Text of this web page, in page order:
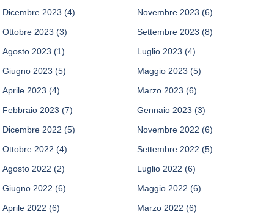
Dicembre 2023 (4) Novembre 2023 (6)
Ottobre 2023 (3) Settembre 2023 (8)
Agosto 2023 (1) Luglio 2023 (4)
Giugno 2023 (5) Maggio 2023 (5)
Aprile 2023 (4) Marzo 2023 (6)
Febbraio 2023 (7) Gennaio 2023 (3)
Dicembre 2022 (5) Novembre 2022 (6)
Ottobre 2022 (4) Settembre 2022 (5)
Agosto 2022 (2) Luglio 2022 (6)
Giugno 2022 (6) Maggio 2022 (6)
Aprile 2022 (6) Marzo 2022 (6)